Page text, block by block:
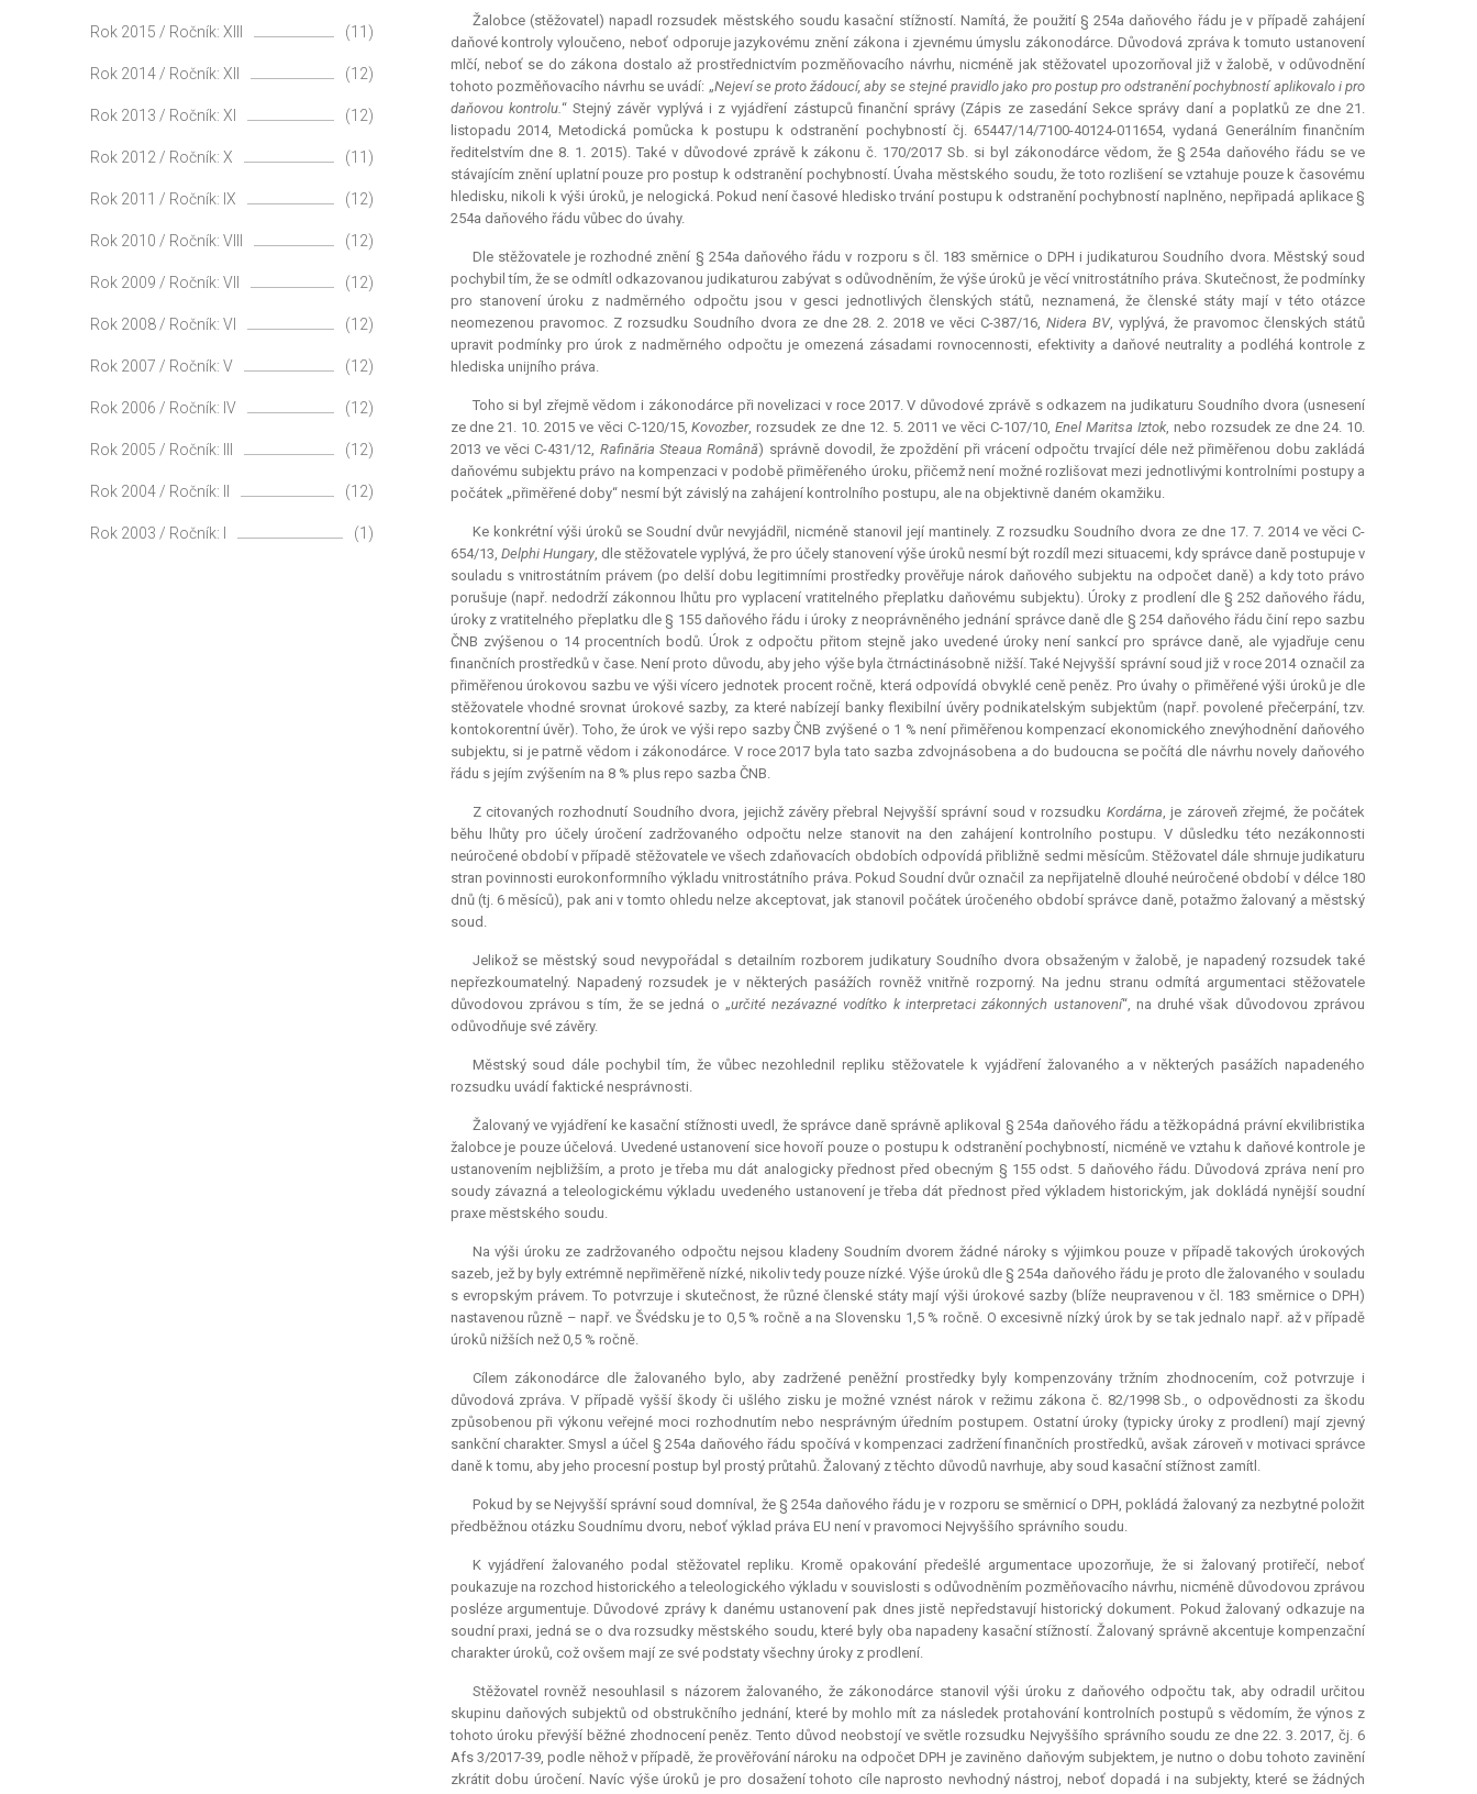
Žalobce (stěžovatel) napadl rozsudek městského soudu kasační stížností. Namítá, že použití § 254a daňového řádu je v případě zahájení
daňové kontroly vyloučeno, neboť odporuje jazykovému znění zákona i zjevnému úmyslu zákonodárce. Důvodová zpráva k tomuto ustanovení
mlčí, neboť se do zákona dostalo až prostřednictvím pozměňovacího návrhu, nicméně jak stěžovatel upozorňoval již v žalobě, v odůvodnění
tohoto pozměňovacího návrhu se uvádí: „Nejeví se proto žádoucí, aby se stejné pravidlo jako pro postup pro odstranění pochybností aplikovalo i pro
daňovou kontrolu.“ Stejný závěr vyplývá i z vyjádření zástupců finanční správy (Zápis ze zasedání Sekce správy daní a poplatků ze dne 21.
listopadu 2014, Metodická pomůcka k postupu k odstranění pochybností čj. 65447/14/7100-40124-011654, vydaná Generálním finančním
ředitelstvím dne 8. 1. 2015). Také v důvodové zprávě k zákonu č. 170/2017 Sb. si byl zákonodárce vědom, že § 254a daňového řádu se ve
stávajícím znění uplatní pouze pro postup k odstranění pochybností. Úvaha městského soudu, že toto rozlišení se vztahuje pouze k časovému
hledisku, nikoli k výši úroků, je nelogická. Pokud není časové hledisko trvání postupu k odstranění pochybností naplněno, nepřipadá aplikace §
254a daňového řádu vůbec do úvahy.
Dle stěžovatele je rozhodné znění § 254a daňového řádu v rozporu s čl. 183 směrnice o DPH i judikaturou Soudního dvora. Městský soud
pochybil tím, že se odmítl odkazovanou judikaturou zabývat s odůvodněním, že výše úroků je věcí vnitrostátního práva. Skutečnost, že podmínky
pro stanovení úroku z nadměrného odpočtu jsou v gesci jednotlivých členských států, neznamená, že členské státy mají v této otázce
neomezenou pravomoc. Z rozsudku Soudního dvora ze dne 28. 2. 2018 ve věci C-387/16, Nidera BV, vyplývá, že pravomoc členských států
upravit podmínky pro úrok z nadměrného odpočtu je omezená zásadami rovnocennosti, efektivity a daňové neutrality a podléhá kontrole z
hlediska unijního práva.
Toho si byl zřejmě vědom i zákonodárce při novelizaci v roce 2017. V důvodové zprávě s odkazem na judikaturu Soudního dvora (usnesení
ze dne 21. 10. 2015 ve věci C-120/15,Kovozber, rozsudek ze dne 12. 5. 2011 ve věci C-107/10,Enel Maritsa Iztok, nebo rozsudek ze dne 24. 10.
2013 ve věci C-431/12, Rafinăria Steaua Română) správně dovodil, že zpoždění při vrácení odpočtu trvající déle než přiměřenou dobu zakládá
daňovému subjektu právo na kompenzaci v podobě přiměřeného úroku, přičemž není možné rozlišovat mezi jednotlivými kontrolními postupy a
počátek „přiměřené doby“ nesmí být závislý na zahájení kontrolního postupu, ale na objektivně daném okamžiku.
Ke konkrétní výši úroků se Soudní dvůr nevyjádřil, nicméně stanovil její mantinely. Z rozsudku Soudního dvora ze dne 17. 7. 2014 ve věci C-
654/13, Delphi Hungary, dle stěžovatele vyplývá, že pro účely stanovení výše úroků nesmí být rozdíl mezi situacemi, kdy správce daně postupuje v
souladu s vnitrostátním právem (po delší dobu legitimními prostředky prověřuje nárok daňového subjektu na odpočet daně) a kdy toto právo
porušuje (např. nedodrží zákonnou lhůtu pro vyplacení vratitelného přeplatku daňovému subjektu). Úroky z prodlení dle § 252 daňového řádu,
úroky z vratitelného přeplatku dle § 155 daňového řádu i úroky z neoprávněného jednání správce daně dle § 254 daňového řádu činí repo sazbu
ČNB zvýšenou o 14 procentních bodů. Úrok z odpočtu přitom stejně jako uvedené úroky není sankcí pro správce daně, ale vyjadřuje cenu
finančních prostředků v čase. Není proto důvodu, aby jeho výše byla čtrnáctinásobně nižší. Také Nejvyšší správní soud již v roce 2014 označil za
přiměřenou úrokovou sazbu ve výši vícero jednotek procent ročně, která odpovídá obvyklé ceně peněz. Pro úvahy o přiměřené výši úroků je dle
stěžovatele vhodné srovnat úrokové sazby, za které nabízejí banky flexibilní úvěry podnikatelským subjektům (např. povolené přečerpání, tzv.
kontokorentní úvěr). Toho, že úrok ve výši repo sazby ČNB zvýšené o 1 % není přiměřenou kompenzací ekonomického znevýhodnění daňového
subjektu, si je patrně vědom i zákonodárce. V roce 2017 byla tato sazba zdvojnásobena a do budoucna se počítá dle návrhu novely daňového
řádu s jejím zvýšením na 8 % plus repo sazba ČNB.
Z citovaných rozhodnutí Soudního dvora, jejichž závěry přebral Nejvyšší správní soud v rozsudku Kordárna, je zároveň zřejmé, že počátek
běhu lhůty pro účely úročení zadržovaného odpočtu nelze stanovit na den zahájení kontrolního postupu. V důsledku této nezákonnosti
neúročené období v případě stěžovatele ve všech zdaňovacích obdobích odpovídá přibližně sedmi měsícům. Stěžovatel dále shrnuje judikaturu
stran povinnosti eurokonformního výkladu vnitrostátního práva. Pokud Soudní dvůr označil za nepřijatelně dlouhé neúročené období v délce 180
dnů (tj. 6 měsíců), pak ani v tomto ohledu nelze akceptovat, jak stanovil počátek úročeného období správce daně, potažmo žalovaný a městský
soud.
Jelikož se městský soud nevypořádal s detailním rozborem judikatury Soudního dvora obsaženým v žalobě, je napadený rozsudek také
nepřezkoumatelný. Napadený rozsudek je v některých pasážích rovněž vnitřně rozporný. Na jednu stranu odmítá argumentaci stěžovatele
důvodovou zprávou s tím, že se jedná o „určité nezávazné vodítko k interpretaci zákonných ustanovení“, na druhé však důvodovou zprávou
odůvodňuje své závěry.
Městský soud dále pochybil tím, že vůbec nezohlednil repliku stěžovatele k vyjádření žalovaného a v některých pasážích napadeného
rozsudku uvádí faktické nesprávnosti.
Žalovaný ve vyjádření ke kasační stížnosti uvedl, že správce daně správně aplikoval § 254a daňového řádu a těžkopádná právní ekvilibristika
žalobce je pouze účelová. Uvedené ustanovení sice hovoří pouze o postupu k odstranění pochybností, nicméně ve vztahu k daňové kontrole je
ustanovením nejbližším, a proto je třeba mu dát analogicky přednost před obecným § 155 odst. 5 daňového řádu. Důvodová zpráva není pro
soudy závazná a teleologickému výkladu uvedeného ustanovení je třeba dát přednost před výkladem historickým, jak dokládá nynější soudní
praxe městského soudu.
Na výši úroku ze zadržovaného odpočtu nejsou kladeny Soudním dvorem žádné nároky s výjimkou pouze v případě takových úrokových
sazeb, jež by byly extrémně nepřiměřeně nízké, nikoliv tedy pouze nízké. Výše úroků dle § 254a daňového řádu je proto dle žalovaného v souladu
s evropským právem. To potvrzuje i skutečnost, že různé členské státy mají výši úrokové sazby (blíže neupravenou v čl. 183 směrnice o DPH)
nastavenou různě – např. ve Švédsku je to 0,5 % ročně a na Slovensku 1,5 % ročně. O excesivně nízký úrok by se tak jednalo např. až v případě
úroků nižších než 0,5 % ročně.
Cílem zákonodárce dle žalovaného bylo, aby zadržené peněžní prostředky byly kompenzovány tržním zhodnocením, což potvrzuje i
důvodová zpráva. V případě vyšší škody či ušlého zisku je možné vznést nárok v režimu zákona č. 82/1998 Sb., o odpovědnosti za škodu
způsobenou při výkonu veřejné moci rozhodnutím nebo nesprávným úředním postupem. Ostatní úroky (typicky úroky z prodlení) mají zjevný
sankční charakter. Smysl a účel § 254a daňového řádu spočívá v kompenzaci zadržení finančních prostředků, avšak zároveň v motivaci správce
daně k tomu, aby jeho procesní postup byl prostý průtahů. Žalovaný z těchto důvodů navrhuje, aby soud kasační stížnost zamítl.
Pokud by se Nejvyšší správní soud domníval, že § 254a daňového řádu je v rozporu se směrnicí o DPH, pokládá žalovaný za nezbytné položit
předběžnou otázku Soudnímu dvoru, neboť výklad práva EU není v pravomoci Nejvyššího správního soudu.
K vyjádření žalovaného podal stěžovatel repliku. Kromě opakování předešlé argumentace upozorňuje, že si žalovaný protiřečí, neboť
poukazuje na rozchod historického a teleologického výkladu v souvislosti s odůvodněním pozměňovacího návrhu, nicméně důvodovou zprávou
posléze argumentuje. Důvodové zprávy k danému ustanovení pak dnes jistě nepředstavují historický dokument. Pokud žalovaný odkazuje na
soudní praxi, jedná se o dva rozsudky městského soudu, které byly oba napadeny kasační stížností. Žalovaný správně akcentuje kompenzační
charakter úroků, což ovšem mají ze své podstaty všechny úroky z prodlení.
Stěžovatel rovněž nesouhlasil s názorem žalovaného, že zákonodárce stanovil výši úroku z daňového odpočtu tak, aby odradil určitou
skupinu daňových subjektů od obstrukčního jednání, které by mohlo mít za následek protahování kontrolních postupů s vědomím, že výnos z
tohoto úroku převýší běžné zhodnocení peněz. Tento důvod neobstojí ve světle rozsudku Nejvyššího správního soudu ze dne 22. 3. 2017, čj. 6
Afs 3/2017-39, podle něhož v případě, že prověřování nároku na odpočet DPH je zaviněno daňovým subjektem, je nutno o dobu tohoto zavinění
zkrátit dobu úročení. Navíc výše úroků je pro dosažení tohoto cíle naprosto nevhodný nástroj, neboť dopadá i na subjekty, které se žádných
Rok 2015 / Ročník: XIII (11)
Rok 2014 / Ročník: XII (12)
Rok 2013 / Ročník: XI (12)
Rok 2012 / Ročník: X (11)
Rok 2011 / Ročník: IX (12)
Rok 2010 / Ročník: VIII (12)
Rok 2009 / Ročník: VII (12)
Rok 2008 / Ročník: VI (12)
Rok 2007 / Ročník: V (12)
Rok 2006 / Ročník: IV (12)
Rok 2005 / Ročník: III (12)
Rok 2004 / Ročník: II (12)
Rok 2003 / Ročník: I (1)